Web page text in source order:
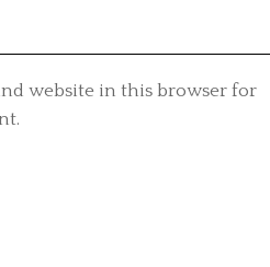
website in this browser for